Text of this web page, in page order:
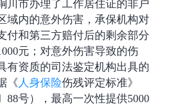
川市办理了工作居住证的非户
域内的意外伤害，承保机构对
付和第三方赔付后的剩余部分
元；对意外伤害导致的伤
有资质的司法鉴定机构出具的
《 人身保险伤残评定标准》
88号），最高一次性提供5000